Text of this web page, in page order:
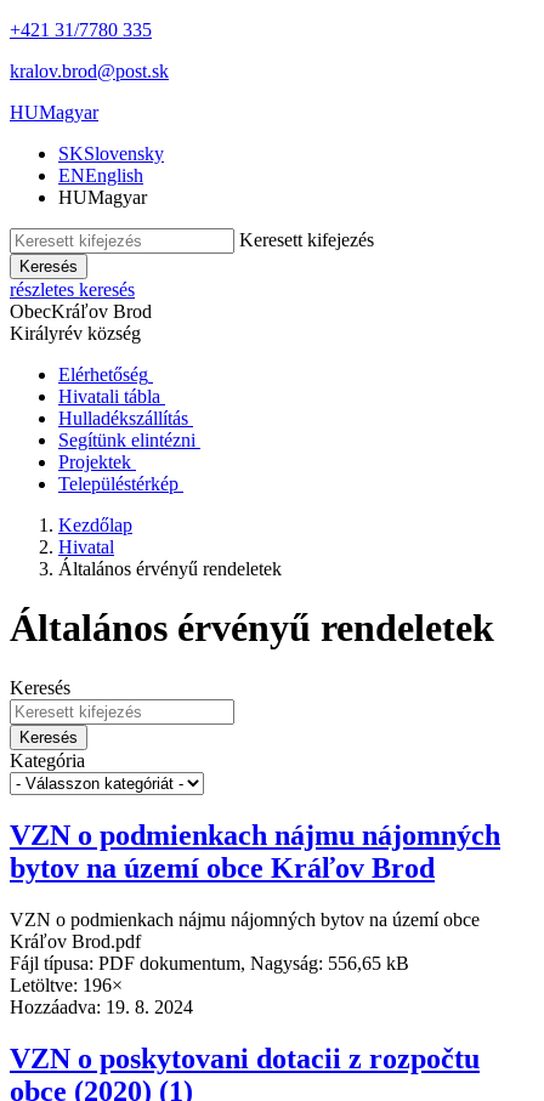
+421 31/7780 335
kralov.brod@post.sk
HUMagyar
SKSlovensky
ENEnglish
HUMagyar
Keresett kifejezés
Keresés
részletes keresés
ObecKráľov Brod
Királyrév község
Elérhetőség
Hivatali tábla
Hulladékszállítás
Segítünk elintézni
Projektek
Településtérkép
Kezdőlap
Hivatal
Általános érvényű rendeletek
Általános érvényű rendeletek
Keresés
Keresés
Kategória
VZN o podmienkach nájmu nájomných
bytov na území obce Kráľov Brod
VZN o podmienkach nájmu nájomných bytov na území obce
Kráľov Brod.pdf
Fájl típusa: PDF dokumentum, Nagyság: 556,65 kB
Letöltve: 196×
Hozzáadva: 19. 8. 2024
VZN o poskytovani dotacii z rozpočtu
obce (2020) (1)